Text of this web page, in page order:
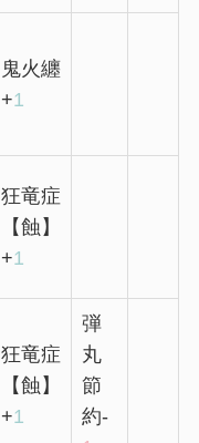
鬼火纏
+1
狂竜症
【蝕】
+1
狂竜症
【蝕】
+1
弾
丸
節
約-